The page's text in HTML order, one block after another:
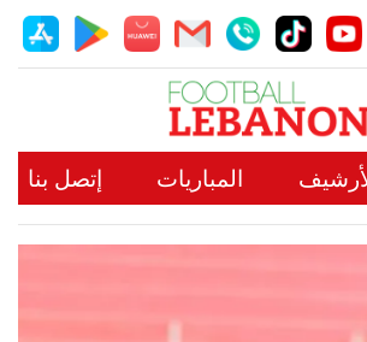
المباريات إتصل بنا